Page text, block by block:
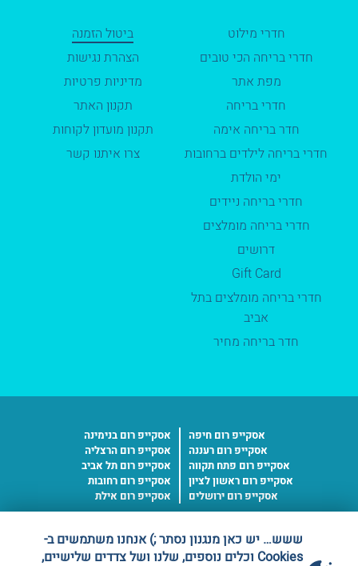
ביטול הזמנה
הצהרת נגישות
מדיניות פרטיות
תקנון האתר
תקנון מועדון לקוחות
צרו איתנו קשר
חדרי מילוט
חדרי בריחה הכי טובים
מפת אתר
חדרי בריחה
חדר בריחה אימה
חדרי בריחה לילדים ברחובות
ימי הולדת
חדרי בריחה ניידים
חדרי בריחה מומלצים
דרושים
Gift Card
חדרי בריחה מומלצים בתל
אביב
חדר בריחה מחיר
אסקייפ רום חיפה
אסקייפ רום בנימינה
אסקייפ רום רעננה
אסקייפ רום הרצליה
אסקייפ רום פתח תקווה
אסקייפ רום תל אביב
אסקייפ רום ראשון לציון
אסקייפ רום רחובות
אסקייפ רום ירושלים
אסקייפ רום אילת
ספק מורשה
משרד הבטחון
ששש… יש כאן מנגנון נסתר ;) אנחנו משתמשים ב-
Cookies וכלים נוספים, שלנו ושל צדדים שלישיים,